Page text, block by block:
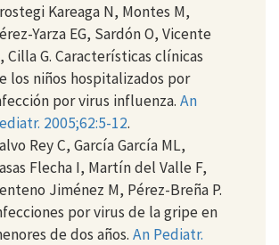
Kareaga N, Montes M,
Yarza EG, Sardón O, Vicente
Cilla G. Características clínicas
los niños hospitalizados por
por virus influenza. An
2005;62:5-12.
Rey C, García García ML,
Flecha I, Martín del Valle F,
Jiménez M, Pérez-Breña P.
por virus de la gripe en
de dos años. An Pediatr.